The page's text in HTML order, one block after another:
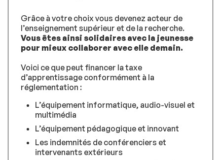
Grâce à votre choix vous devenez acteur de
l’enseignement supérieur et de la recherche.
Vous êtes ainsi solidaires avec la jeunesse
pour mieux collaborer avec elle demain.
Voici ce que peut financer la taxe
d’apprentissage conformément à la
réglementation :
L’équipement informatique, audio-visuel et
multimédia
L’équipement pédagogique et innovant
Les indemnités de conférenciers et
intervenants extérieurs